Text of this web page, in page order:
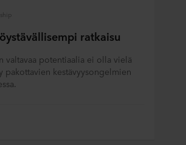
ratkaisu
valtavaa potentiaalia ei olla vielä
pakottavien kestävyysongelmien